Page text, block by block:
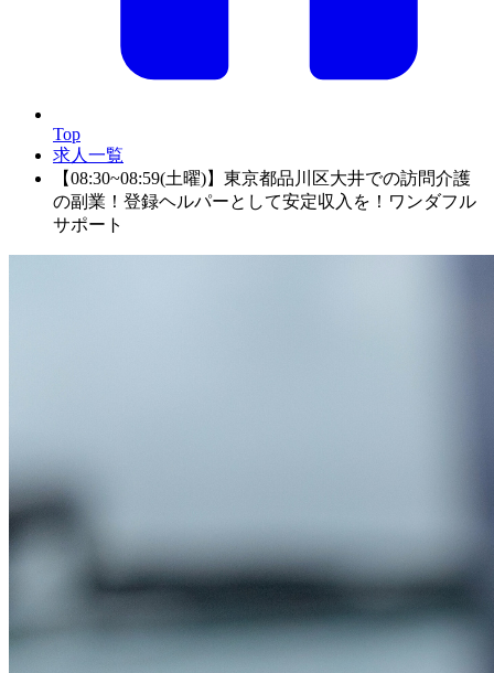
Top
求人一覧
【08:30~08:59(土曜)】東京都品川区大井での訪問介護
の副業！登録ヘルパーとして安定収入を！ワンダフル
サポート